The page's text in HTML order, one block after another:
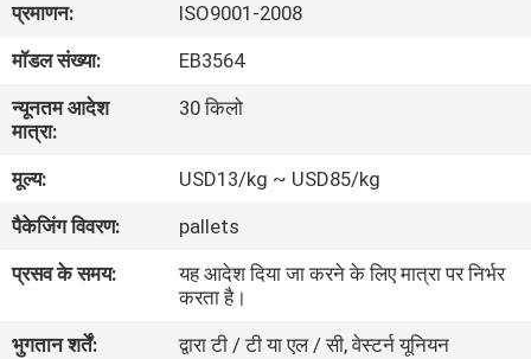
बारे
में
कारखाना
भ्रमण
गुणवत्ता
प्रमाणन:
ISO9001-2008
मॉडल संख्या:
EB3564
न्यूनतम आदेश
मात्रा:
30 किलो
मूल्य:
USD13/kg ~ USD85/kg
पैकेजिंग विवरण:
pallets
प्रसव के समय:
यह आदेश दिया जा करने के लिए मात्रा पर निर्भर
करता है।
भुगतान शर्तें:
द्वारा टी / टी या एल / सी, वेस्टर्न यूनियन